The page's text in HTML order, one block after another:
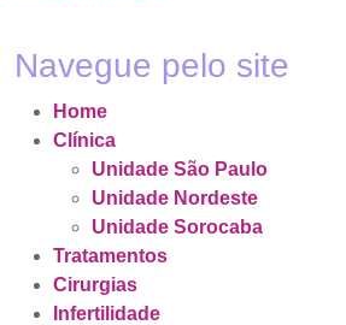
Navegue pelo site
Home
Clínica
Unidade São Paulo
Unidade Nordeste
Unidade Sorocaba
Tratamentos
Cirurgias
Infertilidade